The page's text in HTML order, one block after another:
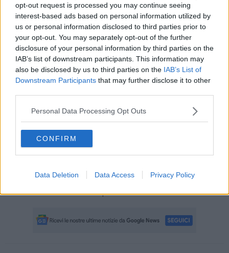
opt-out request is processed you may continue seeing
interest-based ads based on personal information utilized by
us or personal information disclosed to third parties prior to
your opt-out. You may separately opt-out of the further
disclosure of your personal information by third parties on the
IAB’s list of downstream participants. This information may
also be disclosed by us to third parties on the IAB’s List of
Downstream Participants that may further disclose it to other
Personal Data Processing Opt Outs
CONFIRM
Data Deletion Data Access Privacy Policy
Enrico Guerrini e Gordiano Lupi